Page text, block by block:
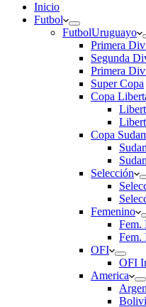
Inicio
Futbol
FutbolUruguayo
Primera
Segunda
Primera
Super Copa
Copa
Copa
Selección
Femenino
Fem.
Fem.
OFI
OFI
America